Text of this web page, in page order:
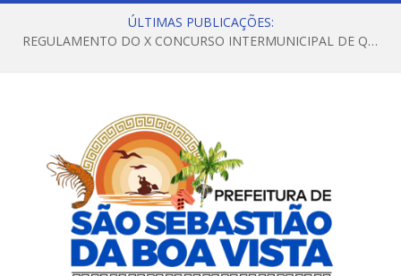
ÚLTIMAS PUBLICAÇÕES:
REGULAMENTO DO X CONCURSO INTERMUNICIPAL DE QUADRILHAS JUNINAS – 2026 – ARRAIÁ DA VENEZA